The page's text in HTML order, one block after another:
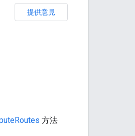
提供意見
方法